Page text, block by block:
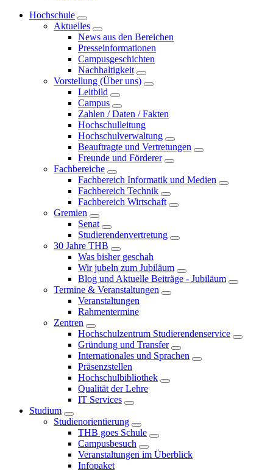
Hochschule
Aktuelles
News aus den Bereichen
Presseinformationen
Campusgeschichten
Nachhaltigkeit
Vorstellung (Über uns)
Leitbild
Campus
Zahlen / Daten / Fakten
Hochschulleitung
Hochschulverwaltung
Beauftragte und Vertretungen
Freunde und Förderer
Fachbereiche
Fachbereich Informatik und Medien
Fachbereich Technik
Fachbereich Wirtschaft
Gremien
Senat
Studierendenvertretung
30 Jahre THB
Was bisher geschah
Wir jubeln zum Jubiläum
Blog und Aktuelle Beiträge - Jubiläum
Termine & Veranstaltungen
Veranstaltungen
Rahmentermine
Zentren
Hochschulzentrum Studierendenservice
Gründung und Transfer
Internationales und Sprachen
Präsenzstellen
Hochschulbibliothek
Qualität der Lehre
IT Services
Studium
Studienorientierung
THB goes Schule
Campusbesuch
Veranstaltungen im Überblick
Infopaket